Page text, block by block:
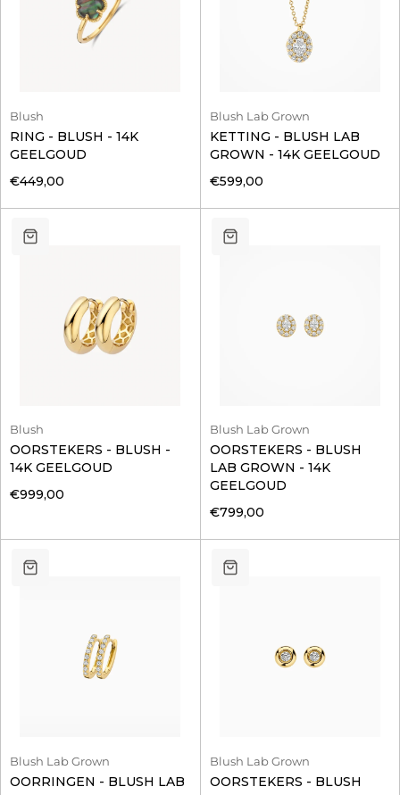
Blush
RING - BLUSH - 14K
GEELGOUD
€449,00
Blush Lab Grown
KETTING - BLUSH LAB
GROWN - 14K GEELGOUD
€599,00
Blush
OORSTEKERS - BLUSH -
14K GEELGOUD
€999,00
Blush Lab Grown
OORSTEKERS - BLUSH
LAB GROWN - 14K
GEELGOUD
€799,00
Blush Lab Grown
OORRINGEN - BLUSH LAB
Blush Lab Grown
OORSTEKERS - BLUSH